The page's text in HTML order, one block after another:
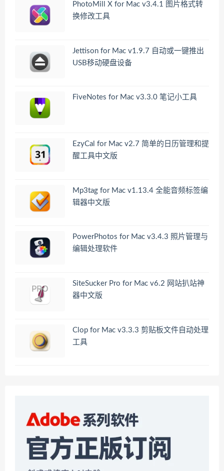
PhotoMill X for Mac v3.4.1 图片格式转
换修改工具
Jettison for Mac v1.9.7 自动或一键推出
USB移动硬盘设备
FiveNotes for Mac v3.3.0 笔记小工具
EzyCal for Mac v2.7 简单的日历管理和提
醒工具中文版
Mp3tag for Mac v1.13.4 全能音频标签编
辑器中文版
PowerPhotos for Mac v3.4.3 照片管理与
编辑处理软件
SiteSucker Pro for Mac v6.2 网站扒站神
器中文版
Clop for Mac v3.3.3 剪贴板文件自动处理
工具